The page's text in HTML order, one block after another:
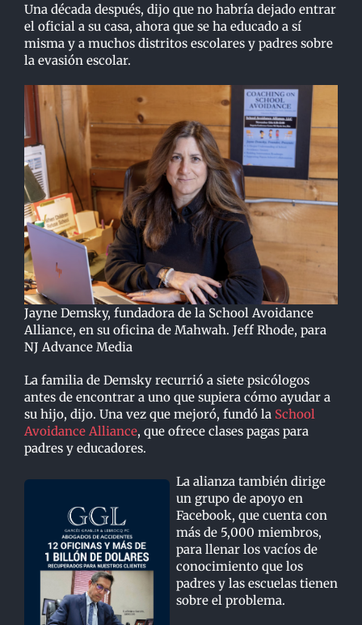
Una década después, dijo que no habría dejado entrar
el oficial a su casa, ahora que se ha educado a sí
misma y a muchos distritos escolares y padres sobre
la evasión escolar.
Jayne Demsky, fundadora de la School Avoidance
Alliance, en su oficina de Mahwah. Jeff Rhode, para
NJ Advance Media
La familia de Demsky recurrió a siete psicólogos
antes de encontrar a uno que supiera cómo ayudar a
su hijo, dijo. Una vez que mejoró, fundó la School
Avoidance Alliance, que ofrece clases pagas para
padres y educadores.
La alianza también dirige
un grupo de apoyo en
Facebook, que cuenta con
más de 5,000 miembros,
para llenar los vacíos de
conocimiento que los
padres y las escuelas tienen
sobre el problema.